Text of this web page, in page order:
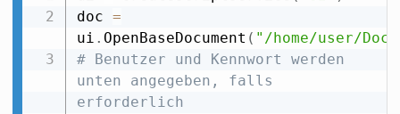
doc =
ui . OpenBaseDocument ( "/home/user/
# Benutzer und Kennwort werden
unten angegeben, falls
erforderlich